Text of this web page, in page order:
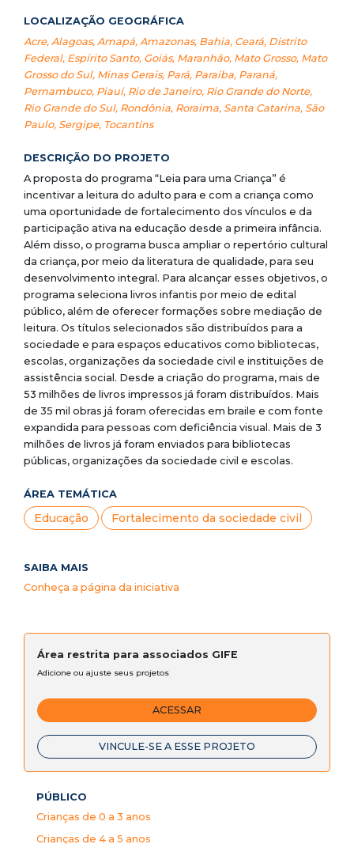
LOCALIZAÇÃO GEOGRÁFICA
Acre, Alagoas, Amapá, Amazonas, Bahia, Ceará, Distrito
Federal, Espírito Santo, Goiás, Maranhão, Mato Grosso, Mato
Grosso do Sul, Minas Gerais, Pará, Paraíba, Paraná,
Pernambuco, Piauí, Rio de Janeiro, Rio Grande do Norte,
Rio Grande do Sul, Rondônia, Roraima, Santa Catarina, São
Paulo, Sergipe, Tocantins
DESCRIÇÃO DO PROJETO
A proposta do programa “Leia para uma Criança” é
incentivar a leitura do adulto para e com a criança como
uma oportunidade de fortalecimento dos vínculos e da
participação ativa na educação desde a primeira infância.
Além disso, o programa busca ampliar o repertório cultural
da criança, por meio da literatura de qualidade, para seu
desenvolvimento integral. Para alcançar esses objetivos, o
programa seleciona livros infantis por meio de edital
público, além de oferecer formações sobre mediação de
leitura. Os títulos selecionados são distribuídos para a
sociedade e para espaços educativos como bibliotecas,
escolas, organizações da sociedade civil e instituições de
assistência social. Desde a criação do programa, mais de
53 milhões de livros impressos já foram distribuídos. Mais
de 35 mil obras já foram oferecidas em braile e com fonte
expandida para pessoas com deficiência visual. Mais de 3
milhões de livros já foram enviados para bibliotecas
públicas, organizações da sociedade civil e escolas.
ÁREA TEMÁTICA
Educação Fortalecimento da sociedade civil
SAIBA MAIS
Conheça a página da iniciativa
Área restrita para associados GIFE
Adicione ou ajuste seus projetos
ACESSAR
VINCULE-SE A ESSE PROJETO
PÚBLICO
Crianças de 0 a 3 anos
Crianças de 4 a 5 anos